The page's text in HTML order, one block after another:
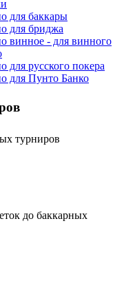
для баккары
для бриджа
винное - для винного
для русского покера
для Пунто Банко
турниров
до баккарных